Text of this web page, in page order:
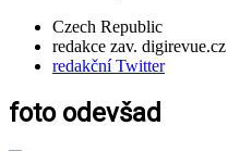
Czech Republic
redakce zav. digirevue.cz
redakční Twitter
foto odevšad